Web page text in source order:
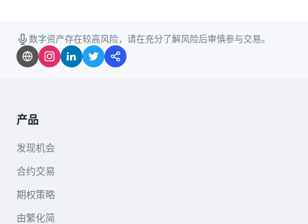
数字资产存在较高风险，请在充分了解风险后审慎参与交易。
产品
发现机会
合约交易
期权策略
由繁化简